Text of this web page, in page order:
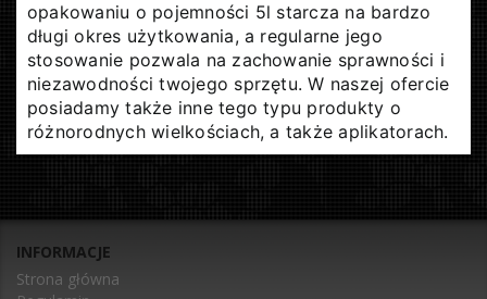
opakowaniu o pojemności 5l starcza na bardzo
długi okres użytkowania, a regularne jego
stosowanie pozwala na zachowanie sprawności i
niezawodności twojego sprzętu. W naszej ofercie
posiadamy także inne tego typu produkty o
różnorodnych wielkościach, a także aplikatorach.
INFORMACJE
Strona główna